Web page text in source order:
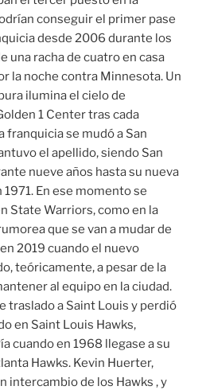
conseguir el primer pase
desde 2006 durante los
una racha de cuatro en casa
la noche contra Minnesota. Un
ilumina el cielo de
1 Center tras cada
franquicia se mudó a San
el apellido, siendo San
nueve años hasta su nueva
1971. En ese momento se
State Warriors, como en la
que se van a mudar de
2019 cuando el nuevo
teóricamente, a pesar de la
al equipo en la ciudad.
traslado a Saint Louis y perdió
en Saint Louis Hawks,
cuando en 1968 llegase a su
Hawks. Kevin Huerter,
intercambio de los Hawks , y